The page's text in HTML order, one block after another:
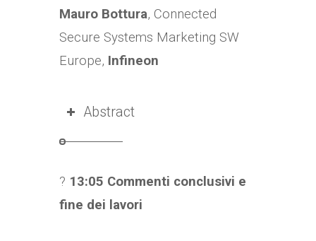
Mauro Bottura, Connected
Secure Systems Marketing SW
Europe, Infineon
Abstract
? 13:05 Commenti conclusivi e
fine dei lavori